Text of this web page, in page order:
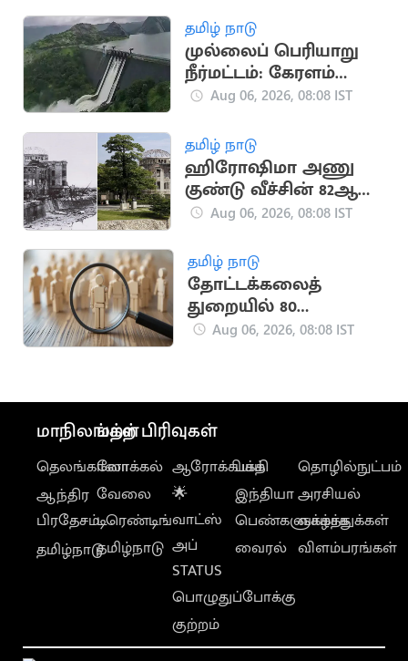
தமிழ் நாடு
முல்லைப் பெரியாறு
நீர்மட்டம்: கேரளம்
அமைச்சர் எச்சரிக்கை
Aug 06, 2026, 08:08 IST
தமிழ் நாடு
ஹிரோஷிமா அணு
குண்டு வீச்சின் 82ஆம்
ஆண்டு நினைவு
Aug 06, 2026, 08:08 IST
தமிழ் நாடு
தோட்டக்கலைத்
துறையில் 80
காலிப்பணியிடங்கள்
Aug 06, 2026, 08:08 IST
மாநிலங்கள்
தெலங்கானா
ஆந்திர
பிரதேசம்
தமிழ்நாடு
மற்ற பிரிவுகள்
லோக்கல்
வேலை
டிரெண்டிங்
தமிழ்நாடு
ஆரோக்கியம்
🌟
வாட்ஸ்
அப்
STATUS
பொழுதுப்போக்கு
குற்றம்
பக்தி
இந்தியா
பெண்களுக்காக
வைரல்
தொழில்நுட்பம்
அரசியல்
வாழ்த்துக்கள்
விளம்பரங்கள்